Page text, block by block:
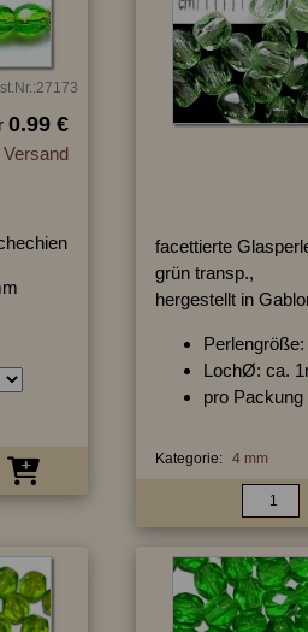
0.99 €
Versand
facettierte
grün transp.,
hergestellt in
LochØ: ca.
pro Packung
Kategorie: 4 mm